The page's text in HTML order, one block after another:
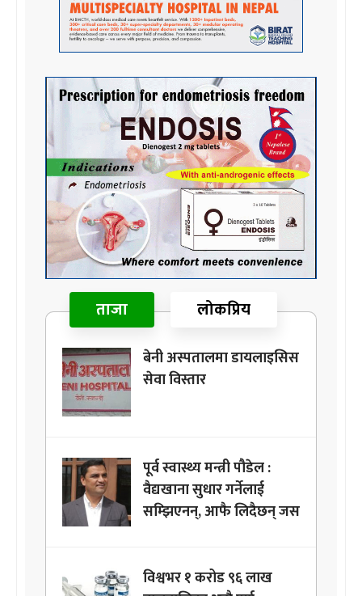
ताजा लोकप्रिय
बेनी अस्पतालमा डायलाइसिस
सेवा विस्तार
पूर्व स्वास्थ्य मन्त्री पौडेल :
वैद्यखाना सुधार गर्नेलाई
सम्झिएनन्, आफै लिदैछन् जस
विश्वभर १ करोड ९६ लाख